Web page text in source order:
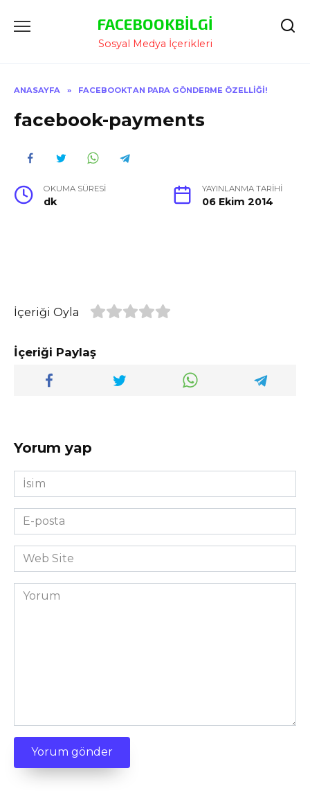
Atla
FACEBOOKBILGI
Sosyal Medya İçerikleri
ANASAYFA » FACEBOOKTAN PARA GÖNDERME ÖZELLIĞI!
facebook-payments
OKUMA SÜRESI
dk
YAYINLANMA TARIHI
06 Ekim 2014
İçeriği Oyla
İçeriği Paylaş
Yorum yap
İsim
*
E-
posta
*Web
Site
Yorum